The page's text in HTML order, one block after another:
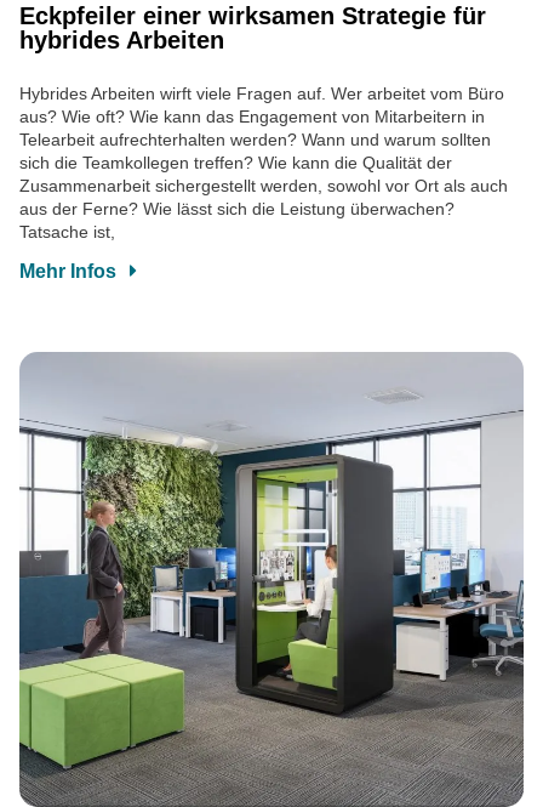
Eckpfeiler einer wirksamen Strategie für
hybrides Arbeiten
Hybrides Arbeiten wirft viele Fragen auf. Wer arbeitet vom Büro
aus? Wie oft? Wie kann das Engagement von Mitarbeitern in
Telearbeit aufrechterhalten werden? Wann und warum sollten
sich die Teamkollegen treffen? Wie kann die Qualität der
Zusammenarbeit sichergestellt werden, sowohl vor Ort als auch
aus der Ferne? Wie lässt sich die Leistung überwachen?
Tatsache ist,
Mehr Infos